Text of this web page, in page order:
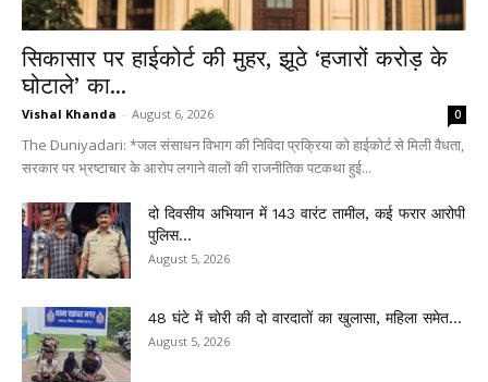
सिकासार पर हाईकोर्ट की मुहर, झूठे ‘हजारों करोड़ के
घोटाले’ का...
Vishal Khanda - August 6, 2026 0
The Duniyadari: *जल संसाधन विभाग की निविदा प्रक्रिया को हाईकोर्ट से मिली वैधता,
सरकार पर भ्रष्टाचार के आरोप लगाने वालों की राजनीतिक पटकथा हुई...
दो दिवसीय अभियान में 143 वारंट तामील, कई फरार आरोपी
पुलिस...
August 5, 2026
48 घंटे में चोरी की दो वारदातों का खुलासा, महिला समेत...
August 5, 2026